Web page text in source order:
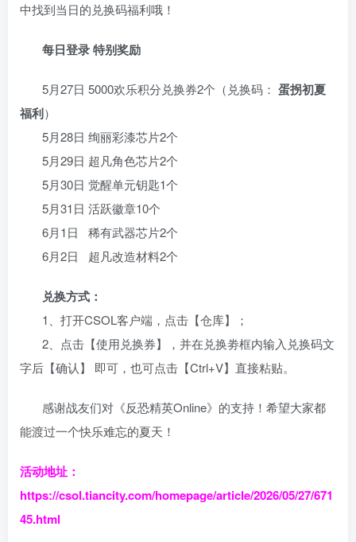
中找到当日的兑换码福利哦！
每日登录 特别奖励
5月27日 5000欢乐积分兑换券2个（兑换码： 蛋拐初夏
福利）
5月28日 绚丽彩漆芯片2个
5月29日 超凡角色芯片2个
5月30日 觉醒单元钥匙1个
5月31日 活跃徽章10个
6月1日 稀有武器芯片2个
6月2日 超凡改造材料2个
兑换方式：
1、打开CSOL客户端，点击【仓库】；
2、点击【使用兑换券】，并在兑换劵框内输入兑换码文
字后【确认】 即可，也可点击【Ctrl+V】直接粘贴。
感谢战友们对《反恐精英Online》的支持！希望大家都
能渡过一个快乐难忘的夏天！
活动地址：
https://csol.tiancity.com/homepage/article/2026/05/27/671
45.html